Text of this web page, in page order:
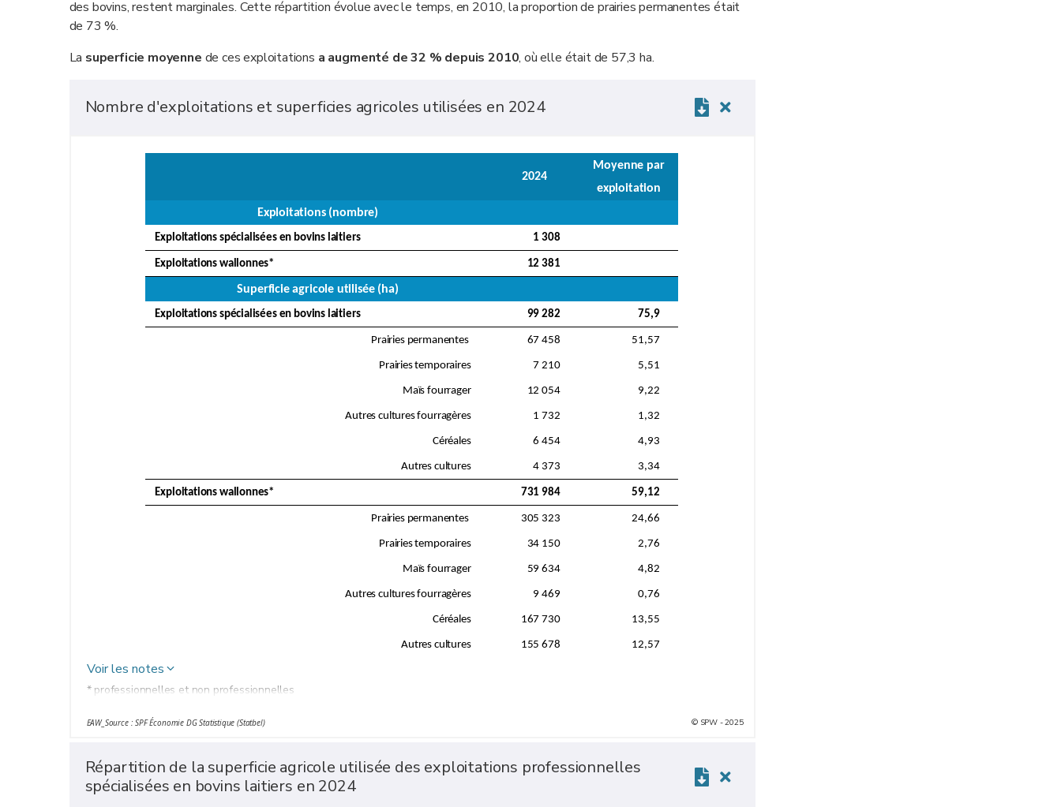
des bovins, restent marginales. Cette répartition évolue avec le temps, en 2010, la proportion de prairies permanentes était
de 73 %.
La superficie moyenne de ces exploitations a augmenté de 32 % depuis 2010, où elle était de 57,3 ha.
Nombre d'exploitations et superficies agricoles utilisées en 2024
2024
Moyenne par
exploitation
Exploitations (nombre)
Exploitations spécialisées en bovins laitiers 1 308
Exploitations wallonnes* 12 381
Superficie agricole utilisée (ha)
Exploitations spécialisées en bovins laitiers 99 282 75,9
Prairies permanentes 67 458 51,57
Prairies temporaires 7 210 5,51
Maïs fourrager 12 054 9,22
Autres cultures fourragères 1 732 1,32
Céréales 6 454 4,93
Autres cultures 4 373 3,34
Exploitations wallonnes* 731 984 59,12
Prairies permanentes 305 323 24,66
Prairies temporaires 34 150 2,76
Maïs fourrager 59 634 4,82
Autres cultures fourragères 9 469 0,76
Céréales 167 730 13,55
Autres cultures 155 678 12,57
Voir les notes
* professionnelles et non professionnelles
EAW_Source : SPF Économie DG Statistique (Statbel) © SPW - 2025
Répartition de la superficie agricole utilisée des exploitations professionnelles
spécialisées en bovins laitiers en 2024